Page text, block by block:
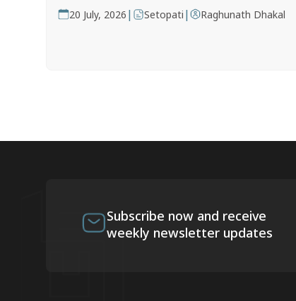
20 July, 2026 | Setopati | Raghunath Dhakal
Subscribe now and receive
weekly newsletter updates